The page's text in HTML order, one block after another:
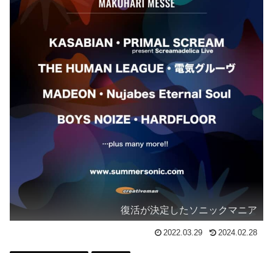
復活が決定したソニックマニア
2022.03.29 2024.02.28